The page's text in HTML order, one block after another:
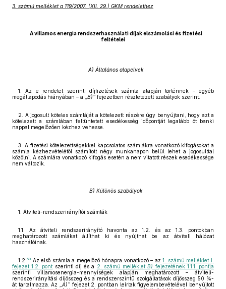
3. számú melléklet a 119/2007. (XII. 29.) GKM rendelethez
A villamos energia rendszerhasználati díjak elszámolási és fizetési
feltételei
A) Általános alapelvek
1. Az e rendelet szerinti díjfizetések számla alapján történnek – egyéb
megállapodás hiányában – a
„B)” fejezetben részletezett szabályok szerint.
2. A jogosult köteles számláját a kötelezett részére úgy benyújtani, hogy azt a
kötelezett a számlában feltüntetett esedékesség időpontját legalább öt banki
nappal megelőzően kézhez vehesse.
3. A fizetési kötelezettségekkel kapcsolatos számlákra vonatkozó kifogásokat a
számla kézhezvételétől számított négy munkanapon belül lehet a jogosulttal
közölni. A számlára vonatkozó kifogás esetén a nem vitatott részek esedékessége
nem változik.
B) Különös szabályok
1. Átviteli-rendszerirányítói számlák
1.1. Az átviteli rendszerirányító havonta az 1.2. és az 1.3. pontokban
meghatározott számlákat állíthat ki és nyújthat be az átviteli hálózat
használóinak.
1.2. 50 Az első számla a megelőző hónapra vonatkozó – az1. számú melléklet I.
fejezet 1.2. pont szerinti díj és a 2. számú mellékletB) fejezetének 1.1.1. pontja
szerinti villamosenergia-mennyiségek alapján meghatározott – átviteli-
rendszerirányítási díjösszeg és a rendszerszintű szolgáltatások díjösszeg 50 %-
át tartalmazza. Az
„A)” fejezet 2. pontban leírtak figyelembevételével benyújtott